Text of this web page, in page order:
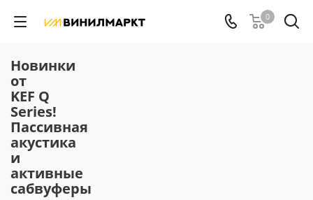
0
Новинки
от
KEF Q
Series!
Пассивная
акустика
и
активные
сабвуферы